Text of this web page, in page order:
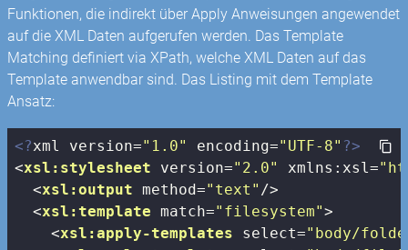
Funktionen, die indirekt über Apply Anweisungen angewendet
auf die XML Daten aufgerufen werden. Das Template
Matching definiert via XPath, welche XML Daten auf das
Template anwendbar sind. Das Listing mit dem Template
Ansatz:
<?xml version="1.0" encoding="UTF-8" ?>
<xsl:stylesheet version="2.0" xmlns:xsl=
<xsl:output method="text" />
<xsl:template match="filesystem">
<xsl:apply-templates select="body/